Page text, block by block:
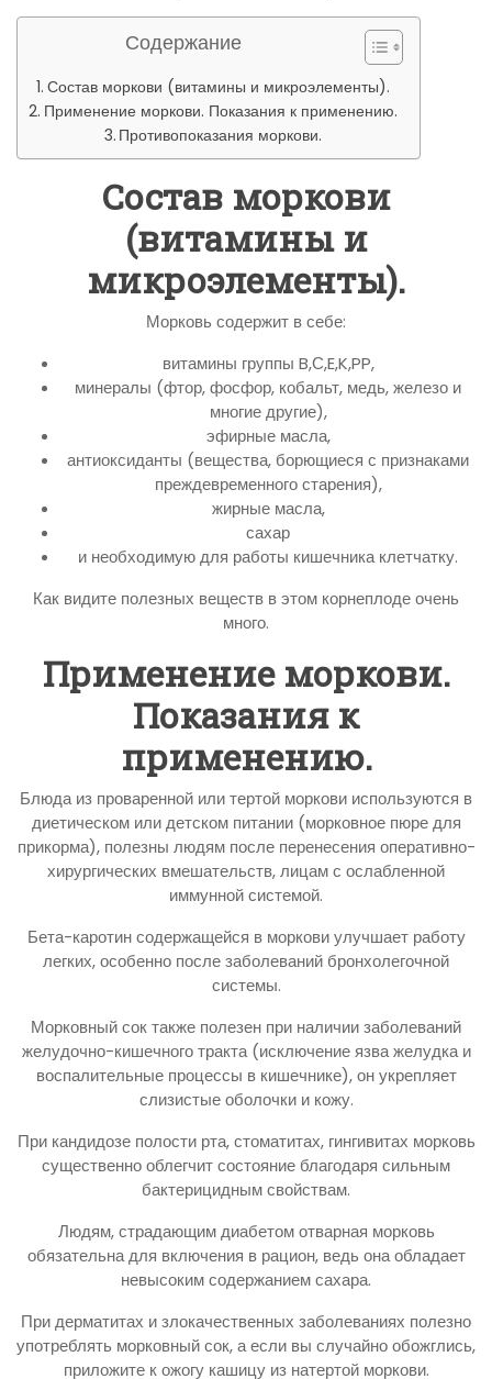
Содержание
Состав моркови (витамины и микроэлементы).
Применение моркови. Показания к применению.
Противопоказания моркови.
Состав моркови
(витамины и
микроэлементы).
Морковь содержит в себе:
витамины группы B,С,E,K,PP,
минералы (фтор, фосфор, кобальт, медь, железо и
многие другие),
эфирные масла,
антиоксиданты (вещества, борющиеся с признаками
преждевременного старения),
жирные масла,
сахар
и необходимую для работы кишечника клетчатку.
Как видите полезных веществ в этом корнеплоде очень
много.
Применение моркови.
Показания к
применению.
Блюда из проваренной или тертой моркови используются в
диетическом или детском питании (морковное пюре для
прикорма), полезны людям после перенесения оперативно-
хирургических вмешательств, лицам с ослабленной
иммунной системой.
Бета-каротин содержащейся в моркови улучшает работу
легких, особенно после заболеваний бронхолегочной
системы.
Морковный сок также полезен при наличии заболеваний
желудочно-кишечного тракта (исключение язва желудка и
воспалительные процессы в кишечнике), он укрепляет
слизистые оболочки и кожу.
При кандидозе полости рта, стоматитах, гингивитах морковь
существенно облегчит состояние благодаря сильным
бактерицидным свойствам.
Людям, страдающим диабетом отварная морковь
обязательна для включения в рацион, ведь она обладает
невысоким содержанием сахара.
При дерматитах и злокачественных заболеваниях полезно
употреблять морковный сок, а если вы случайно обожглись,
приложите к ожогу кашицу из натертой моркови.